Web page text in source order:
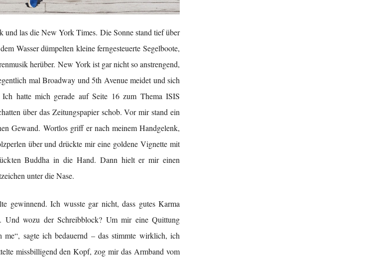
und las die New York Times. Die Sonne stand tief über
Wasser dümpelten kleine ferngesteuerte Segelboote,
herüber. New York ist gar nicht so anstrengend,
mal Broadway und 5th Avenue meidet und sich
hatte mich gerade auf Seite 16 zum Thema ISIS
über das Zeitungspapier schob. Vor mir stand ein
Gewand. Wortlos griff er nach meinem Handgelenk,
über und drückte mir eine goldene Vignette mit
Buddha in die Hand. Dann hielt er mir einen
unter die Nase.
gewinnend. Ich wusste gar nicht, dass gutes Karma
Und wozu der Schreibblock? Um mir eine Quittung
me“, sagte ich bedauernd – das stimmte wirklich, ich
missbilligend den Kopf, zog mir das Armband vom